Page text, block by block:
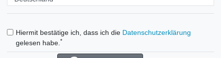
Hiermit bestätige ich, dass ich die Daten­schutz­erklärung
gelesen habe. *